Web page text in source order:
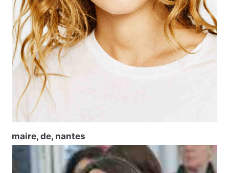
maire, de, nantes